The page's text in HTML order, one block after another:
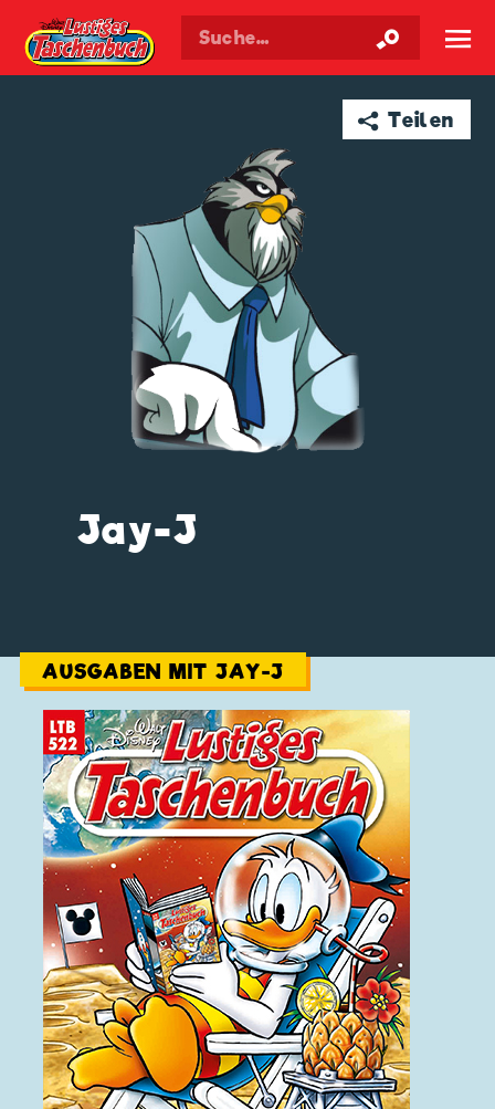
Walt Disneys Taschenbuch ☰
➦ Teilen
Jay-J
AUSGABEN MIT JAY-J